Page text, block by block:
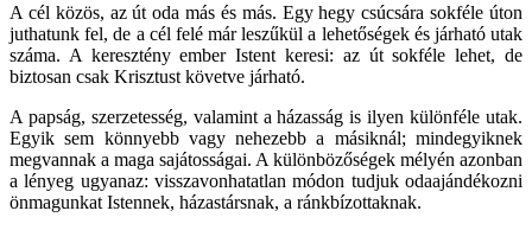
A cél közös, az út oda más és más. Egy hegy csúcsára sokféle úton
juthatunk fel, de a cél felé már leszűkül a lehetőségek és járható utak
száma. A keresztény ember Istent keresi: az út sokféle lehet, de
biztosan csak Krisztust követve járható.
A papság, szerzetesség, valamint a házasság is ilyen különféle utak.
Egyik sem könnyebb vagy nehezebb a másiknál; mindegyiknek
megvannak a maga sajátosságai. A különbözőségek mélyén azonban
a lényeg ugyanaz: visszavonhatatlan módon tudjuk odaajándékozni
önmagunkat Istennek, házastársnak, a ránkbízottaknak.